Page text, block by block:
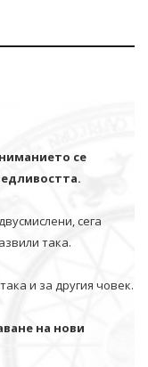
се
сега
така.
и за другия човек.
на нови